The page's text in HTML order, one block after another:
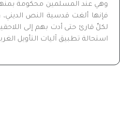
وهي عند المسلمين محكومة
فإنها ألغت قدسية النص
لكلِّ قارئ حتى أدت بهم إلى
استحالة تطبيق آليات التأويل